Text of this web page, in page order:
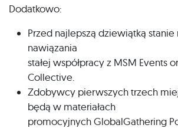
Dodatkowo:
Przed najlepszą dziewiątką
nawiązania
stałej współpracy z MSM Events
Collective.
Zdobywcy pierwszych trzech
będą w materiałach
promocyjnych GlobalGathering